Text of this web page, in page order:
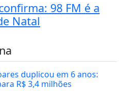
98 FM é a
Natal
duplicou em 6 anos:
R$ 3,4 milhões